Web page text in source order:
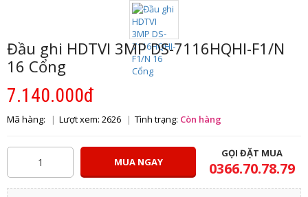
Đầu ghi HDTVI 3MP DS-7116HQHI-F1/N
16 Cổng
7.140.000đ
Mã hàng: Lượt xem: 2626 Tình trạng: Còn hàng
MUA NGAY
GỌI ĐẶT MUA
0366.70.78.79